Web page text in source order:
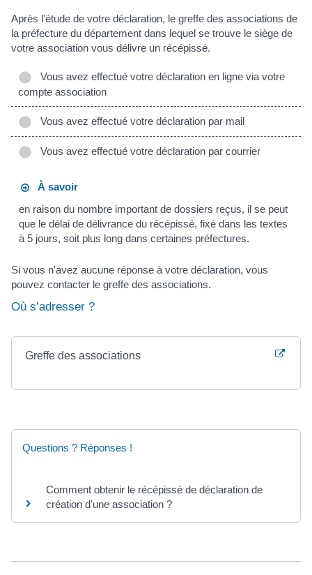
Après l'étude de votre déclaration, le greffe des associations de
la préfecture du département dans lequel se trouve le siège de
votre association vous délivre un récépissé.
Vous avez effectué votre déclaration en ligne via votre
compte association
Vous avez effectué votre déclaration par mail
Vous avez effectué votre déclaration par courrier
À savoir
en raison du nombre important de dossiers reçus, il se peut
que le délai de délivrance du récépissé, fixé dans les textes
à 5 jours, soit plus long dans certaines préfectures.
Si vous n'avez aucune réponse à votre déclaration, vous
pouvez contacter le greffe des associations.
Où s’adresser ?
Greffe des associations
Questions ? Réponses !
Comment obtenir le récépissé de déclaration de
création d'une association ?